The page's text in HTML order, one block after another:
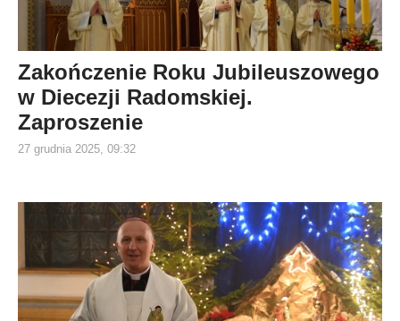
Zakończenie Roku Jubileuszowego
w Diecezji Radomskiej.
Zaproszenie
27 grudnia 2025, 09:32